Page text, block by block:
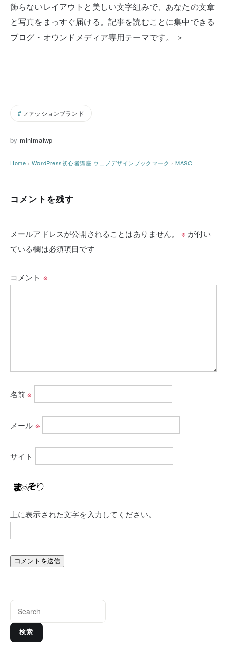
飾らないレイアウトと美しい文字組みで、あなたの文章
と写真をまっすぐ届ける。記事を読むことに集中できる
ブログ・オウンドメディア専用テーマです。 ＞
ファッションブランド
by minimalwp
Home › WordPress初心者講座 ウェブデザインブックマーク › MASC
コメントを残す
メールアドレスが公開されることはありません。 ※ が付い
ている欄は必須項目です
コメント ※
名前※
メール ※
サイト
上に表示された文字を入力してください。
検索